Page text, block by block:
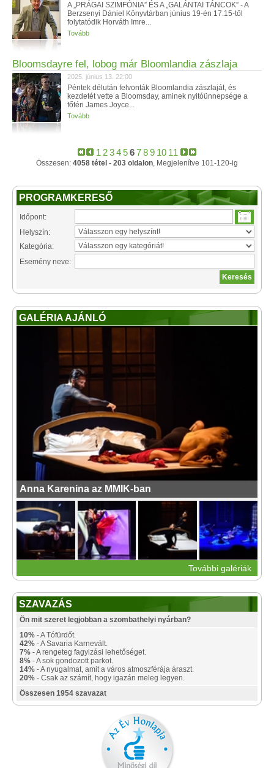
A „PRÁGAI SZIMFÓNIA” ÉS A „GALÁNTAI TÁNCOK” - A
Berzsenyi Dániel Könyvtárban június 19-én 17.15-től
folytatódik Horváth Imre...
Tovább
Bloomsdayre fel, lobog már Bloomlandia zászlaja
2025. június 13. 22:00
Péntek délután felvonták Bloomlandia zászlaját, és
kezdetét vette a Bloomsday, aminek nyitóünnepsége a
főtéri James Joyce...
Tovább
1 23456789 10 11
Összesen: 4058 tétel - 203 oldalon, Megjelenítve 101-120-ig
PROGRAMKERESŐ
Időpont:
Helyszín:
Kategória:
Esemény neve:
GALÉRIA AJÁNLÓ
Anna Karenina az MMIK-ban
További galériák
SZAVAZÁS
Ön mit szeret legjobban a szombathelyi nyárban?
10% - A Tófürdőt.
42% - A Savaria Karnevált.
7% - A rengeteg fagyizási lehetőséget.
8% - A sok gondozott parkot.
14% - A nyugalmat, amit a város atmoszférája áraszt.
20% - Csak az számít, hogy igazán meleg legyen.
Összesen 1954 szavazat